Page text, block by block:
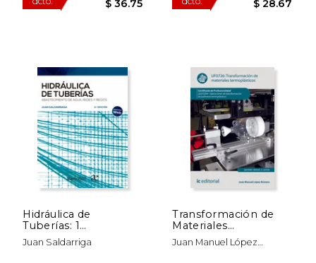
50%
dcto.
50%
dcto.
Hidráulica de
Tuberías: 1
(Alfaomega)
Juan Saldarriga
Transformación de
Materiales
Termoplásticos.
Quit0209 -
Juan Manuel López